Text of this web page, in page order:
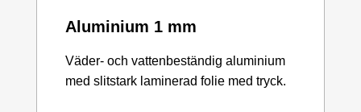
Aluminium 1 mm
Väder- och vattenbeständig aluminium
med slitstark laminerad folie med tryck.